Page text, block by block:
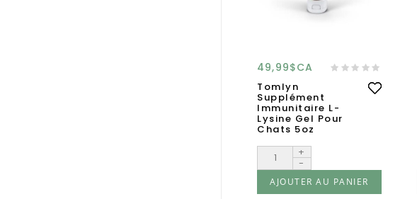
49,99$CA
Tomlyn
Supplément
Immunitaire L-
Lysine Gel Pour
Chats 5oz
+
-
AJOUTER AU PANIER